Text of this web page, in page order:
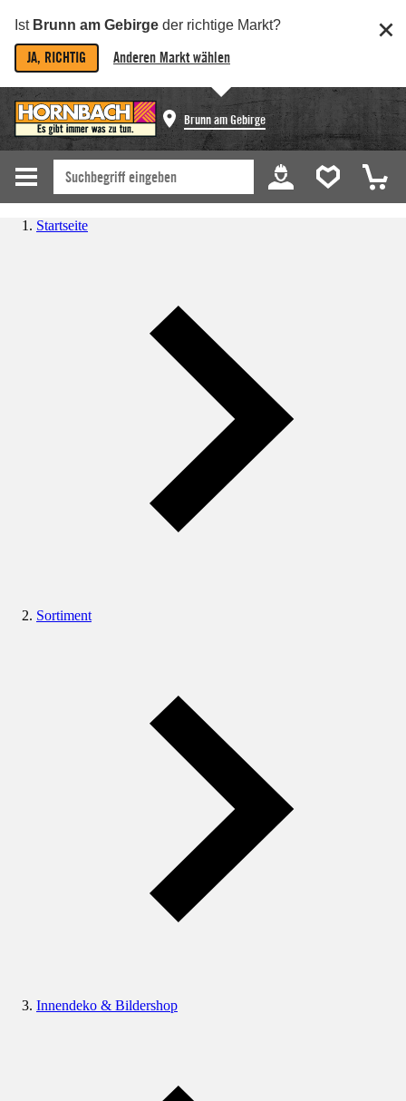
Ist Brunn am Gebirge der richtige Markt?
JA, RICHTIG Anderen Markt wählen
Brunn am Gebirge
Startseite
Sortiment
Innendeko & Bildershop